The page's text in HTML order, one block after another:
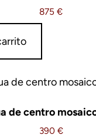
875 €
de centro
390 €